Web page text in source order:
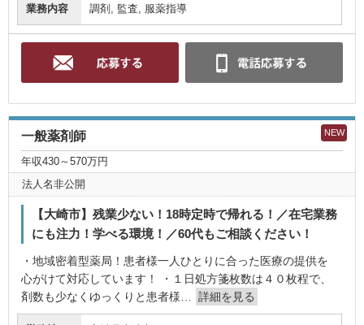
業務内容 調剤, 監査, 服薬指導
NEW
一般薬剤師
年収430～570万円
法人名非公開
【大崎市】残業少ない！18時定時で帰れる！／在宅業務
にも注力！学べる環境！／60代もご相談ください！
・地域密着型薬局！患者様一人ひとりに合った医療の提供を
心がけて対応しています！ ・１日処方箋枚数は４０枚程で、
剤数も少なくゆっくりと患者様…
詳細を見る